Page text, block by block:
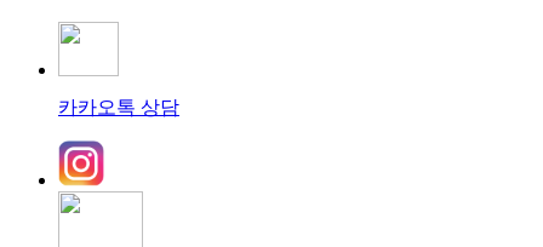
카카오톡 상담